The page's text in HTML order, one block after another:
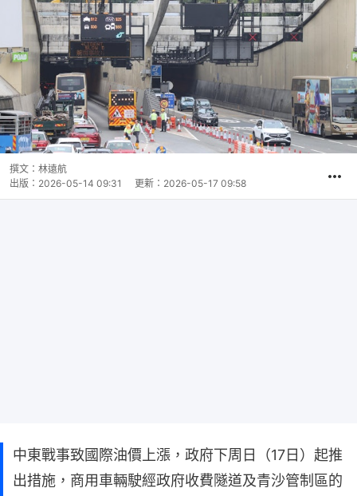
撰文： 林遠航
出版： 2026-05-14 09:31 更新： 2026-05-17 09:58
中東戰事致國際油價上漲，政府下周日（17日）起推
出措施，商用車輛駛經政府收費隧道及青沙管制區的